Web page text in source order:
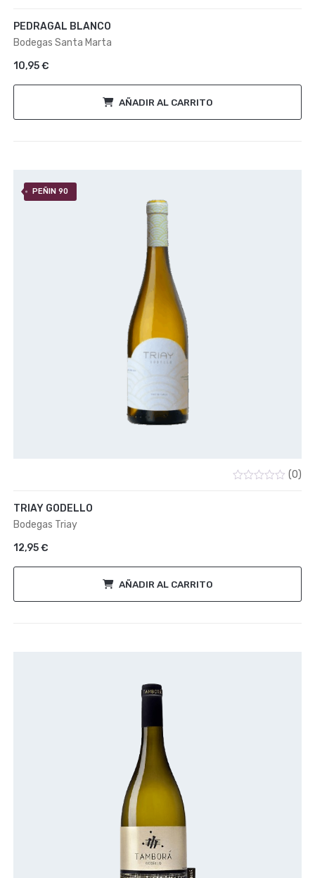
PEDRAGAL BLANCO
Bodegas Santa Marta
10,95€
AÑADIR AL CARRITO
PEÑIN 90
(0)
TRIAY GODELLO
Bodegas Triay
12,95€
AÑADIR AL CARRITO